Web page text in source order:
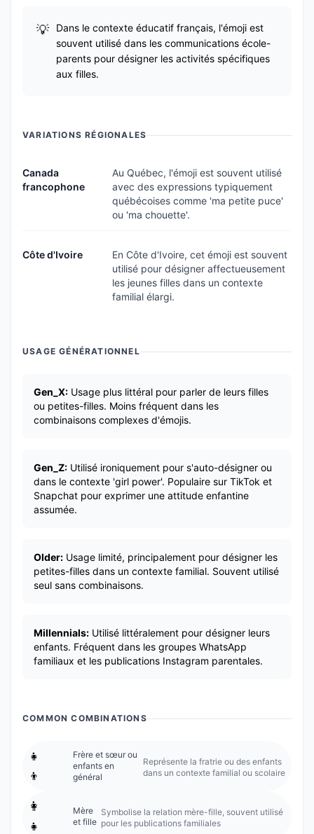
Dans le contexte éducatif français, l'émoji est
souvent utilisé dans les communications école-
parents pour désigner les activités spécifiques
aux filles.
VARIATIONS RÉGIONALES
Canada
francophone
Au Québec, l'émoji est souvent utilisé
avec des expressions typiquement
québécoises comme 'ma petite puce'
ou 'ma chouette'.
Côte d'Ivoire
En Côte d'Ivoire, cet émoji est souvent
utilisé pour désigner affectueusement
les jeunes filles dans un contexte
familial élargi.
USAGE GÉNÉRATIONNEL
Gen_X: Usage plus littéral pour parler de leurs filles
ou petites-filles. Moins fréquent dans les
combinaisons complexes d'émojis.
Gen_Z: Utilisé ironiquement pour s'auto-désigner ou
dans le contexte 'girl power'. Populaire sur TikTok et
Snapchat pour exprimer une attitude enfantine
assumée.
Older: Usage limité, principalement pour désigner les
petites-filles dans un contexte familial. Souvent utilisé
seul sans combinaisons.
Millennials: Utilisé littéralement pour désigner leurs
enfants. Fréquent dans les groupes WhatsApp
familiaux et les publications Instagram parentales.
COMMON COMBINATIONS
👧
👦
Frère et sœur ou
enfants en
général
Représente la fratrie ou des enfants
dans un contexte familial ou scolaire
👩
👧
Mère
et fille
Symbolise la relation mère-fille, souvent utilisé
pour les publications familiales